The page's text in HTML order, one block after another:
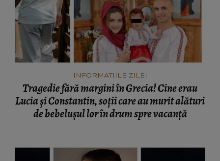
INFORMATIILE ZILEI
Tragedie fără margini în Grecia! Cine erau
Lucia și Constantin, soții care au murit alături
de bebelușul lor în drum spre vacanță